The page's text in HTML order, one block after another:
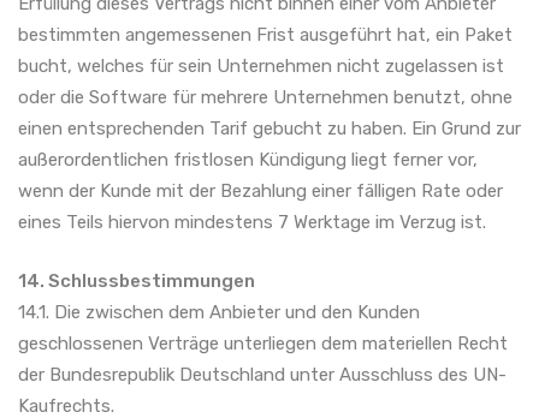
bestimmten angemessenen Frist ausgeführt hat, ein Paket
bucht, welches für sein Unternehmen nicht zugelassen ist
oder die Software für mehrere Unternehmen benutzt, ohne
einen entsprechenden Tarif gebucht zu haben. Ein Grund zur
außerordentlichen fristlosen Kündigung liegt ferner vor,
wenn der Kunde mit der Bezahlung einer fälligen Rate oder
eines Teils hiervon mindestens 7 Werktage im Verzug ist.
14. Schlussbestimmungen
14.1. Die zwischen dem Anbieter und den Kunden
geschlossenen Verträge unterliegen dem materiellen Recht
der Bundesrepublik Deutschland unter Ausschluss des UN-
Kaufrechts.